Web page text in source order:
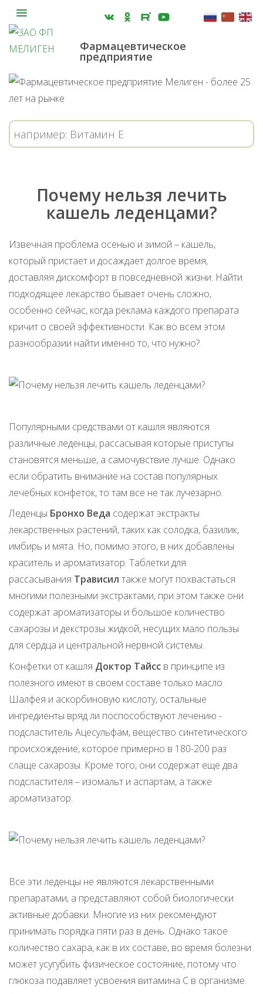
Фармацевтическое
предприятие
Почему нельзя лечить
кашель леденцами?
Извечная проблема осенью и зимой – кашель,
который пристает и досаждает долгое время,
доставляя дискомфорт в повседневной жизни. Найти
подходящее лекарство бывает очень сложно,
особенно сейчас, когда реклама каждого препарата
кричит о своей эффективности. Как во всем этом
разнообразии найти именно то, что нужно?
Популярными средствами от кашля являются
различные леденцы, рассасывая которые приступы
становятся меньше, а самочувствие лучше. Однако
если обратить внимание на состав популярных
лечебных конфеток, то там все не так лучезарно.
Леденцы Бронхо Веда содержат экстракты
лекарственных растений, таких как солодка, базилик,
имбирь и мята. Но, помимо этого, в них добавлены
краситель и ароматизатор. Таблетки для
рассасывания Трависил также могут похвастаться
многими полезными экстрактами, при этом также они
содержат ароматизаторы и большое количество
сахарозы и декстрозы жидкой, несущих мало пользы
для сердца и центральной нервной системы.
Конфетки от кашля Доктор Тайсс в принципе из
полезного имеют в своем составе только масло
Шалфея и аскорбиновую кислоту, остальные
ингредиенты вряд ли поспособствуют лечению -
подсластитель Ацесульфам, вещество синтетического
происхождение, которое примерно в 180-200 раз
слаще сахарозы. Кроме того, они содержат еще два
подсластителя – изомальт и аспартам, а также
ароматизатор.
Все эти леденцы не являются лекарственными
препаратами, а представляют собой биологически
активные добавки. Многие из них рекомендуют
принимать порядка пяти раз в день. Однако такое
количество сахара, как в их составе, во время болезни
может усугубить физическое состояние, потому что
глюкоза подавляет усвоения витамина C в организме.